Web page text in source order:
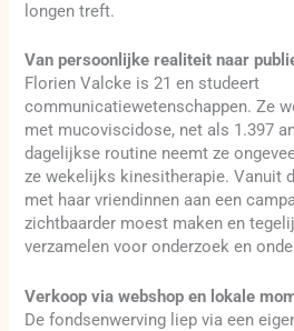
longen treft.
Van persoonlijke realiteit naar
Florien Valcke is 21 en studeert
communicatiewetenschappen. Ze
met mucoviscidose, net als 1.397
dagelijkse routine neemt ze
ze wekelijks kinesitherapie. Vanuit
met haar vriendinnen aan een
zichtbaarder moest maken en
verzamelen voor onderzoek en
Verkoop via webshop en lokale
De fondsenwerving liep via een